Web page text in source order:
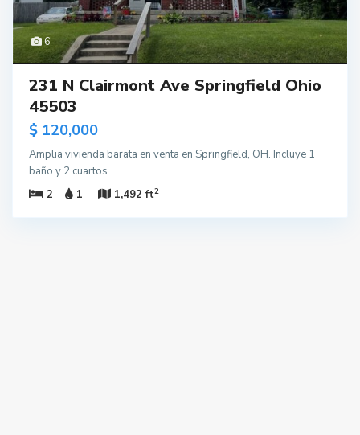
6
231 N Clairmont Ave Springfield Ohio
45503
$ 120,000
Amplia vivienda barata en venta en Springfield, OH. Incluye 1
baño y 2 cuartos.
2
1 1,492 ft2